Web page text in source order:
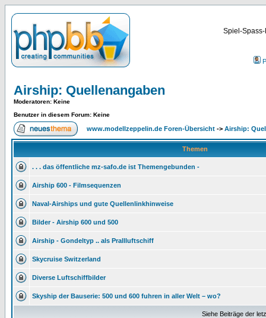
Spiel-
Airship: Quellenangaben
Moderatoren: Keine
Benutzer in diesem Forum: Keine
www.modellzeppelin.de Foren-Übersicht -> Airship:
Themen
. . . das öffentliche mz-safo.de ist Themengebunden -
Airship 600 - Filmsequenzen
Naval-Airships und gute Quellenlinkhinweise
Bilder - Airship 600 und 500
Airship - Gondeltyp .. als Prallluftschiff
Skycruise Switzerland
Diverse Luftschiffbilder
Skyship der Bauserie: 500 und 600 fuhren in aller Welt – wo?
Siehe Beiträge der